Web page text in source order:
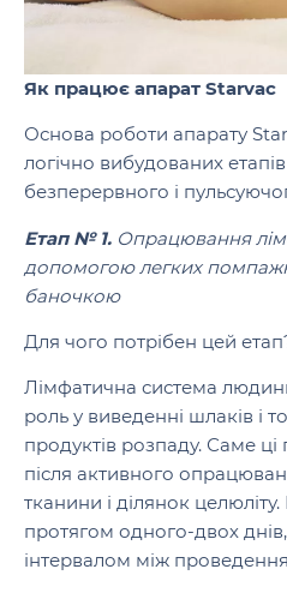
Як працює апарат Starvac
Основа роботи апарату
логічно вибудованих
безперервного і
Етап № 1. Опрацювання
допомогою легких
баночкою
Для чого потрібен цей
Лімфатична система
роль у виведенні шлаків і
продуктів розпаду. Саме
після активного
тканини і ділянок
протягом одного-двох
інтервалом між